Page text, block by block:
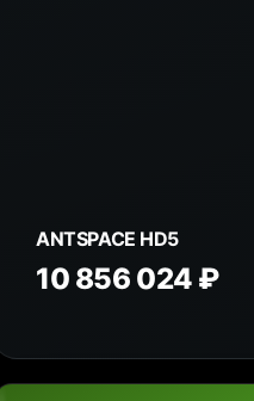
ANTSPACE HD5
10 856 024 ₽